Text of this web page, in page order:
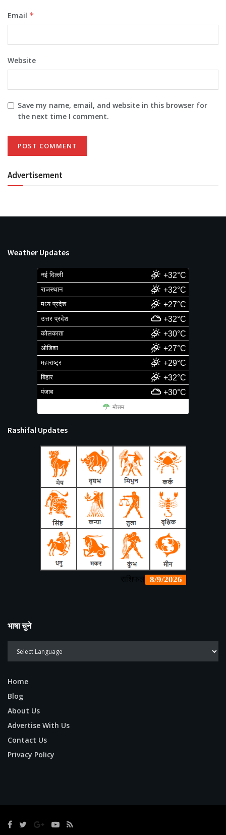
Email *
Website
Save my name, email, and website in this browser for
the next time I comment.
Advertisement
Weather Updates
नई दिल्ली +32°C
राजस्थान +32°C
मध्य प्रदेश +27°C
उत्तर प्रदेश +32°C
कोलकाता +30°C
ओडिशा +27°C
महाराष्ट्र +29°C
बिहार +32°C
पंजाब +30°C
मौसम
Rashifal Updates
भाषा चुने
Home
Blog
About Us
Advertise With Us
Contact Us
Privacy Policy